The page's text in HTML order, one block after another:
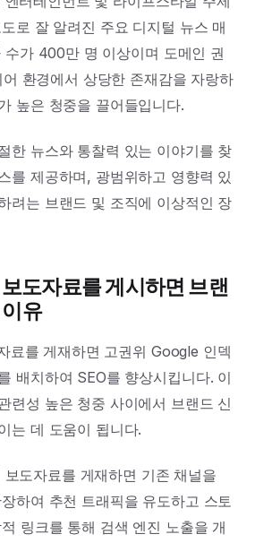
로 잘 알려진 주요 디지털 뉴스 매
수가 400만 명 이상이며 도메인 권
환경에서 상당한 존재감을 자랑하
높은 청중을 끌어들입니다.
한 뉴스와 통찰력 있는 이야기를 찾
를 제공하며, 광범위하고 영향력 있
려는 브랜드 및 조직에 이상적인 장
도자료를 게시하면 브랜
유
료를 게재하면 고권위 Google 인덱
배치하여 SEO를 향상시킵니다. 이
련성 높은 청중 사이에서 브랜드 신
는 데 도움이 됩니다.
도자료를 게재하면 기존 채널을
하여 추천 트래픽을 유도하고 스토
링크를 통해 검색 엔진 노출을 개